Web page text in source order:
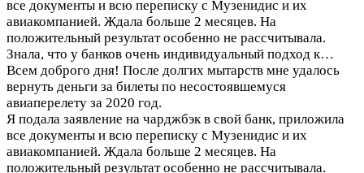
все документы и всю переписку с Музенидис и их
авиакомпанией. Ждала больше 2 месяцев. На
положительный результат особенно не рассчитывала.
Знала, что у банков очень индивидуальный подход к…
Всем доброго дня! После долгих мытарств мне удалось
вернуть деньги за билеты по несостоявшемуся
авиаперелету за 2020 год.
Я подала заявление на чарджбэк в свой банк, приложила
все документы и всю переписку с Музенидис и их
авиакомпанией. Ждала больше 2 месяцев. На
положительный результат особенно не рассчитывала.